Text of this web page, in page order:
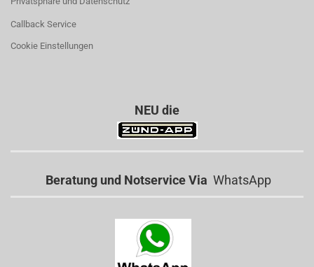
Callback Service
Cookie Einstellungen
NEU die
Beratung und Notservice Via WhatsApp